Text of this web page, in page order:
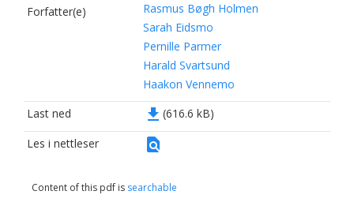
Forfatter(e)
Rasmus Bøgh Holmen
Sarah Eidsmo
Pernille Parmer
Harald Svartsund
Haakon Vennemo
Last ned
file_download (616.6 kB)
Les i nettleser
find_in_page
Content of this pdf is searchable